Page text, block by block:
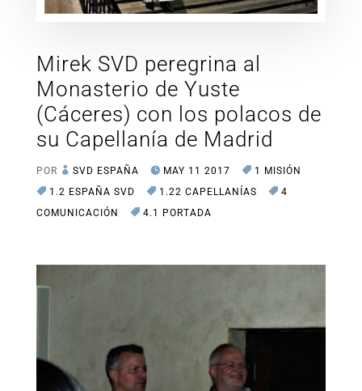
Mirek SVD peregrina al
Monasterio de Yuste
(Cáceres) con los polacos de
su Capellanía de Madrid
POR SVD ESPAÑA MAY 11 2017
1 MISIÓN
1.2 ESPAÑA SVD
1.22 CAPELLANÍAS
4
COMUNICACIÓN
4.1 PORTADA